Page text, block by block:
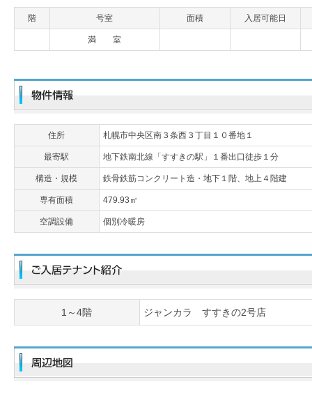
階 号室 面積 入居可能日
満 室
住所 札幌市中央区南３条西３丁目１０番地１
最寄駅 地下鉄南北線「すすきの駅」１番出口徒歩１分
構造・規模 鉄骨鉄筋コンクリート造・地下１階、地上４階建
専有面積 479.93㎡
空調設備 個別冷暖房
1～4階 ジャンカラ すすきの2号店